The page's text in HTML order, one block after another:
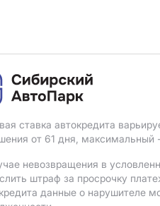
ставка автокредита
от 61 дня,
невозвращения в
штраф за просрочку
данные о нарушителе